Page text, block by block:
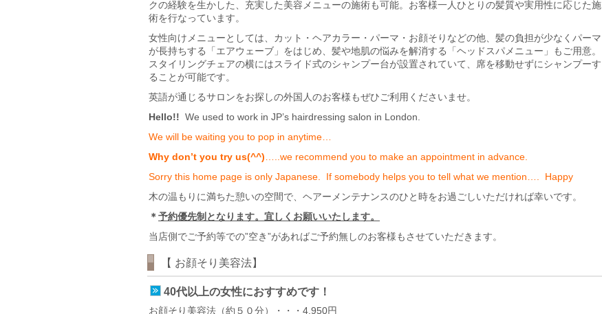
クの経験を生かした、充実した美容メニューの施術も可能。お客様一人ひとりの髪質や実用性に応じた施
術を行なっています。
女性向けメニューとしては、カット・ヘアカラー・パーマ・お顔そりなどの他、髪の負担が少なくパーマ
が長持ちする「エアウェーブ」をはじめ、髪や地肌の悩みを解消する「ヘッドスパメニュー」もご用意。
スタイリングチェアの横にはスライド式のシャンプー台が設置されていて、席を移動せずにシャンプーす
ることが可能です。
英語が通じるサロンをお探しの外国人のお客様もぜひご利用くださいませ。
Hello!! We used to work in JP’s hairdressing salon in London.
We will be waiting you to pop in anytime…
Why don’t you try us(^^)…..we recommend you to make an appointment in advance.
Sorry this home page is only Japanese. If somebody helps you to tell what we mention…. Happy
木の温もりに満ちた憩いの空間で、ヘアーメンテナンスのひと時をお過ごしいただければ幸いです。
＊ 予約優先制となります。宜しくお願いいたします。
当店側でご予約等での”空き”があればご予約無しのお客様もさせていただきます。
【 お顔そり美容法】
40代以上の女性におすすめです！
お顔そり美容法（約５０分）・・・4,950円